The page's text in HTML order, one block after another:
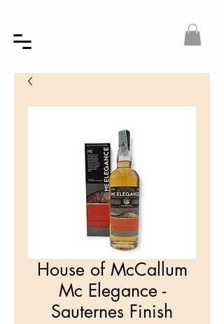
House of McCallum
Mc Elegance -
Sauternes Finish